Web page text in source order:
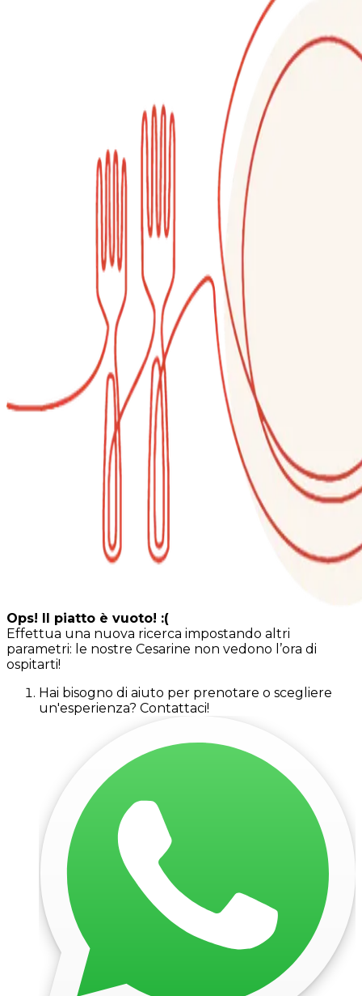
Ops! Il piatto è vuoto! :(
Effettua una nuova ricerca impostando altri
parametri: le nostre Cesarine non vedono l’ora di
ospitarti!
Hai bisogno di aiuto per prenotare o scegliere
un'esperienza? Contattaci!